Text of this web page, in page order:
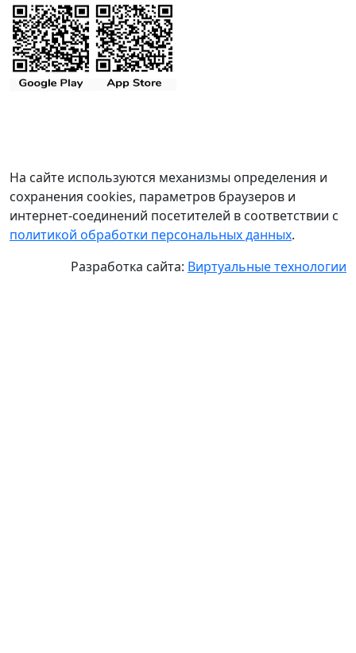
На сайте используются механизмы определения и
сохранения cookies, параметров браузеров и
интернет-соединений посетителей в соответствии с
политикой обработки персональных данных.
Разработка сайта: Виртуальные технологии